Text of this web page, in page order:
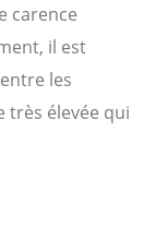
carence
il est
les
très élevée qui